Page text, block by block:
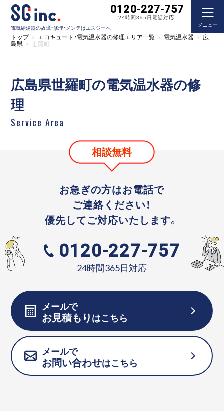
電気給湯器の故障・修理・メンテはエスジーへ
0120-227-757
24時間365日電話対応!
メニュー
トップ エコキュート・電気温水器の修理エリア一覧 電気温水器 広
島県 世羅町
広島県世羅町の電気温水器の修
理
Service Area
相談無料
お急ぎの方はお電話で
ご連絡ください！
優先してご対応いたします。
0120-227-757
24時間365日対応
メールで
お見積もりはこちら
メールで
お問い合わせはこちら